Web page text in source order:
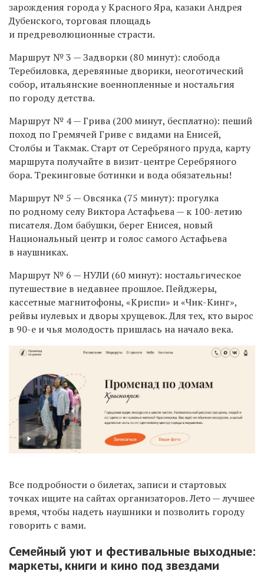
зарождения города у Красного Яра, казаки Андрея
Дубенского, торговая площадь
и предреволюционные страсти.
Маршрут № 3 — Задворки (80 минут): слобода
Теребиловка, деревянные дворики, неоготический
собор, итальянские военнопленные и ностальгия
по городу детства.
Маршрут № 4 — Грива (200 минут, бесплатно): пеший
поход по Гремячей Гриве с видами на Енисей,
Столбы и Такмак. Старт от Серебряного пруда, карту
маршрута получайте в визит-центре Серебряного
бора. Трекинговые ботинки и вода обязательны!
Маршрут № 5 — Овсянка (75 минут): прогулка
по родному селу Виктора Астафьева — к 100-летию
писателя. Дом бабушки, берег Енисея, новый
Национальный центр и голос самого Астафьева
в наушниках.
Маршрут № 6 — НУЛИ (60 минут): ностальгическое
путешествие в недавнее прошлое. Пейджеры,
кассетные магнитофоны, «Криспи» и «Чик-Кинг»,
рейвы нулевых и дворы хрущевок. Для тех, кто вырос
в 90-е и чья молодость пришлась на начало века.
Все подробности о билетах, записи и стартовых
точках ищите на сайтах организаторов. Лето — лучшее
время, чтобы надеть наушники и позволить городу
говорить с вами.
Семейный уют и фестивальные выходные:
маркеты, книги и кино под звездами